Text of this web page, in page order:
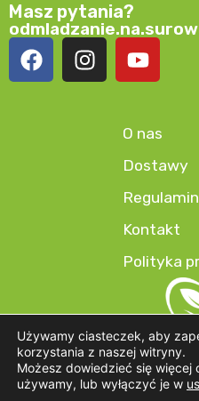
O nas
Dostawy
Regulamin
Kontakt
Polityka
Masz pytania?
Używamy ciasteczek, aby
korzystania z naszej witryny.
Możesz dowiedzieć się więcej
używamy, lub wyłączyć je w